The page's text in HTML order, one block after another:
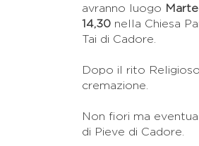
avranno luogo
14,30 nella Chiesa
Tai di Cadore.
Dopo il rito
cremazione.
Non fiori ma
di Pieve di Cadore.